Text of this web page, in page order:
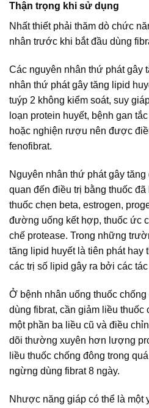
Thận trọng khi sử dụng
Nhất thiết phải thăm dò chức
nhân trước khi bắt đầu dùng
Các nguyên nhân thứ phát gây
nhân thứ phát gây tăng lipid
tuýp 2 không kiểm soát, suy
loạn protein huyết, bệnh gan
hoặc nghiện rượu nên được
fenofibrat.
Nguyên nhân thứ phát gây
quan đến điều trị bằng thuốc
thuốc chẹn beta, estrogen,
đường uống kết hợp, thuốc ức
chế protease. Trong những
tăng lipid huyết là tiên phát
các trị số lipid gây ra bởi các
Ở bệnh nhân uống thuốc
dùng fibrat, cần giảm liều thuốc
một phần ba liều cũ và điều
dõi thường xuyên hơn lượng
liều thuốc chống đông trong
ngừng dùng fibrat 8 ngày.
Nhược năng giáp có thể là một